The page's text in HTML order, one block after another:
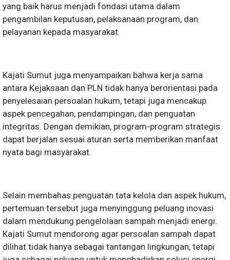
yang baik harus menjadi fondasi utama dalam
pengambilan keputusan, pelaksanaan program, dan
pelayanan kepada masyarakat.
Kajati Sumut juga menyampaikan bahwa kerja sama
antara Kejaksaan dan PLN tidak hanya berorientasi pada
penyelesaian persoalan hukum, tetapi juga mencakup
aspek pencegahan, pendampingan, dan penguatan
integritas. Dengan demikian, program-program strategis
dapat berjalan sesuai aturan serta memberikan manfaat
nyata bagi masyarakat.
Selain membahas penguatan tata kelola dan aspek hukum,
pertemuan tersebut juga menyinggung peluang inovasi
dalam mendukung pengelolaan sampah menjadi energi.
Kajati Sumut mendorong agar persoalan sampah dapat
dilihat tidak hanya sebagai tantangan lingkungan, tetapi